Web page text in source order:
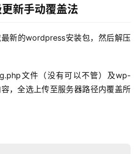
新手动覆盖法
新的wordpress安装包，然后解压
文件（没有可以不管）及wp-
，全选上传至服务器路径内覆盖所